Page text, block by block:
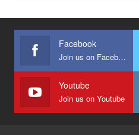
Facebook
Join us on Facebook
Youtube
Join us on Youtube